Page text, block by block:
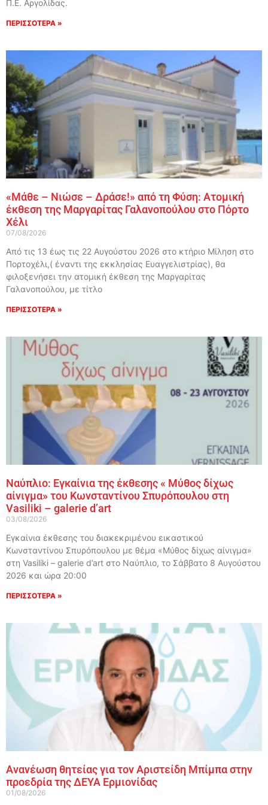
Π.Ε. Αργολίδας.
ΠΕΡΙΣΣΟΤΕΡΑ »
«Μάθε – Νιώσε – Δράσε!» από τη Φύση: Ατομική
έκθεση της Μαργαρίτας Γαλανοπούλου στο Πόρτο
Χέλι
07/08/2026
Από τις 13 έως τις 22 Αυγούστου 2026 στο κτήριο Μίληση στο
Πορτοχέλι,( έναντι της εκκλησίας Ευαγγελιστρίας), θα
φιλοξενήσει την ατομική έκθεση της Μαργαρίτας
Γαλανοπούλου, με τίτλο
ΠΕΡΙΣΣΟΤΕΡΑ »
Ναύπλιο: Εγκαίνια της έκθεσης « Μύθος δίχως
αίνιγμα» του Κωνσταντίνου Σπυρόπουλου στη
Vasiliki – galerie d’art
03/08/2026
Εγκαίνια έκθεσης του διακεκριμένου εικαστικού
Κωνσταντίνου Σπυρόπουλου με θέμα «Μύθος δίχως αίνιγμα»
στη Vasiliki – galerie d’art στο Ναύπλιο, το Σάββατο 8 Αυγούστου
2026 και ώρα 20:00
ΠΕΡΙΣΣΟΤΕΡΑ »
Ανανέωση θητείας για τον Αριστείδη Μπίμπα στην
προεδρία της ΔΕΥΑ Ερμιονίδας
01/08/2026